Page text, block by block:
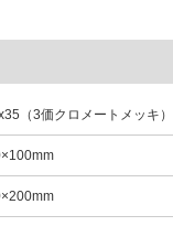
（3価クロメートメッキ）